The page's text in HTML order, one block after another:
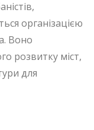
організацією
Воно
розвитку міст,
для